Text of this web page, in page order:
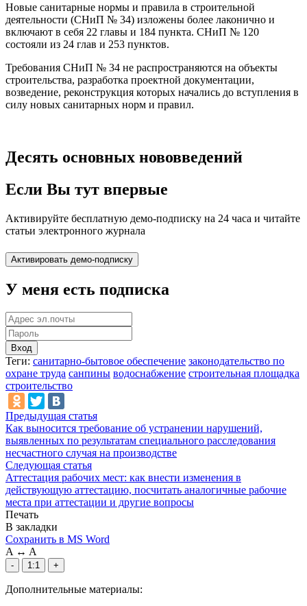
Новые санитарные нормы и правила в строительной
деятельности (СНиП № 34) изложены более лаконично и
включают в себя 22 главы и 184 пункта. СНиП № 120
состояли из 24 глав и 253 пунктов.
Требования СНиП № 34 не распространяются на объекты
строительства, разработка проектной документации,
возведение, реконструкция которых начались до вступления в
силу новых санитарных норм и правил.
Десять основных нововведений
Если Вы тут впервые
Активируйте бесплатную демо-подписку на 24 часа и читайте
статьи электронного журнала
У меня есть подписка
Вход
Теги: санитарно-бытовое обеспечение законодательство по
охране труда санпины водоснабжение строительная площадка
строительство
Предыдущая статья
Как выносится требование об устранении нарушений,
выявленных по результатам специального расследования
несчастного случая на производстве
Следующая статья
Аттестация рабочих мест: как внести изменения в
действующую аттестацию, посчитать аналогичные рабочие
места при аттестации и другие вопросы
Печать
В закладки
Сохранить в MS Word
A↔ A
- 1:1 +
Дополнительные материалы: